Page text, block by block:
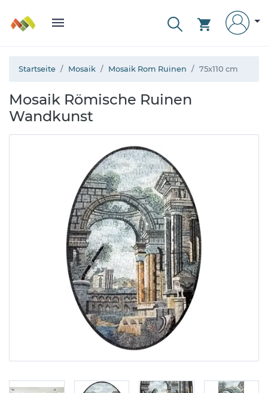
Startseite Mosaik Mosaik Rom Ruinen 75x110 cm
Mosaik Römische Ruinen
Wandkunst